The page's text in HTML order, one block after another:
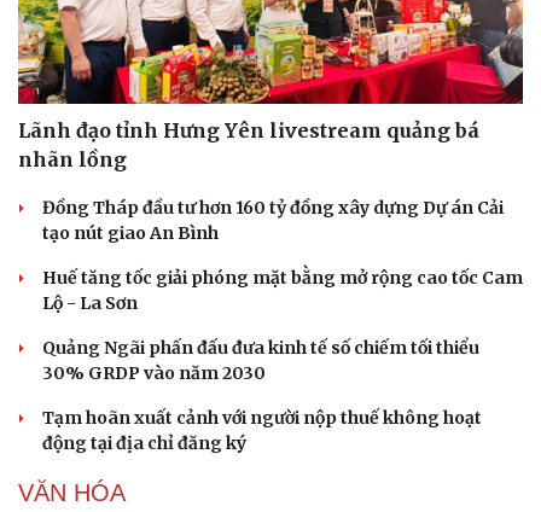
Lãnh đạo tỉnh Hưng Yên livestream quảng bá
nhãn lồng
Đồng Tháp đầu tư hơn 160 tỷ đồng xây dựng Dự án Cải
tạo nút giao An Bình
Huế tăng tốc giải phóng mặt bằng mở rộng cao tốc Cam
Lộ - La Sơn
Quảng Ngãi phấn đấu đưa kinh tế số chiếm tối thiểu
30% GRDP vào năm 2030
Tạm hoãn xuất cảnh với người nộp thuế không hoạt
động tại địa chỉ đăng ký
VĂN HÓA